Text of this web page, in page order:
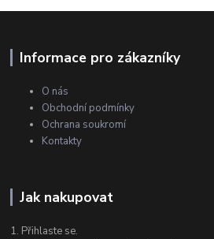
Informace pro zákazníky
O nás
Obchodní podmínky
Ochrana soukromí
Kontakty
Jak nakupovat
1. Přihlaste se.